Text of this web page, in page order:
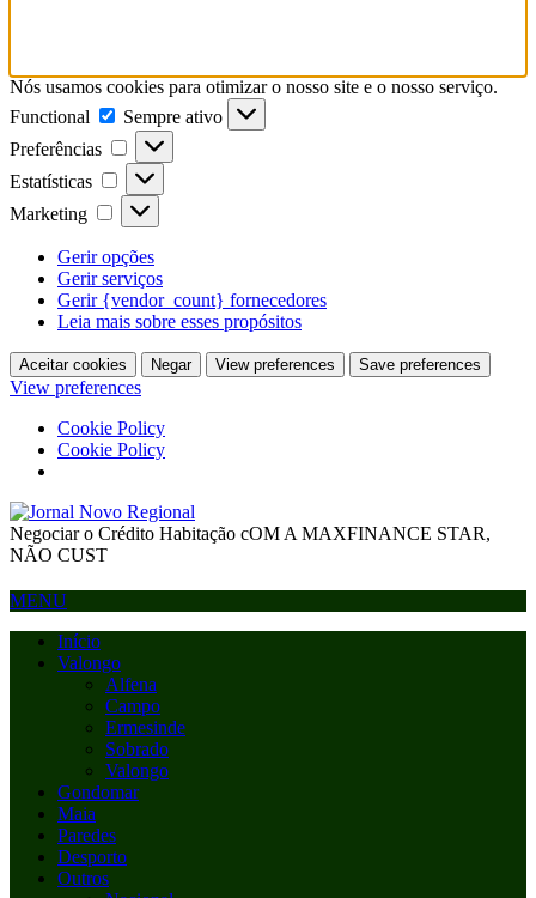
Nós usamos cookies para otimizar o nosso site e o nosso serviço.
Functional
Functional
Sempre ativo
Preferências
Preferências
Estatísticas Estatísticas
Marketing Marketing
Gerir opções
Gerir serviços
Gerir {vendor_count} fornecedores
Leia mais sobre esses propósitos
Aceitar cookies Negar View preferences Save preferences
View preferences
Cookie Policy
Cookie Policy
Negociar o Crédito Habitação cOM A MAXFINANCE STAR,
NÃO CUST
MENU
Início
Valongo
Alfena
Campo
Ermesinde
Sobrado
Valongo
Gondomar
Maia
Paredes
Desporto
Outros